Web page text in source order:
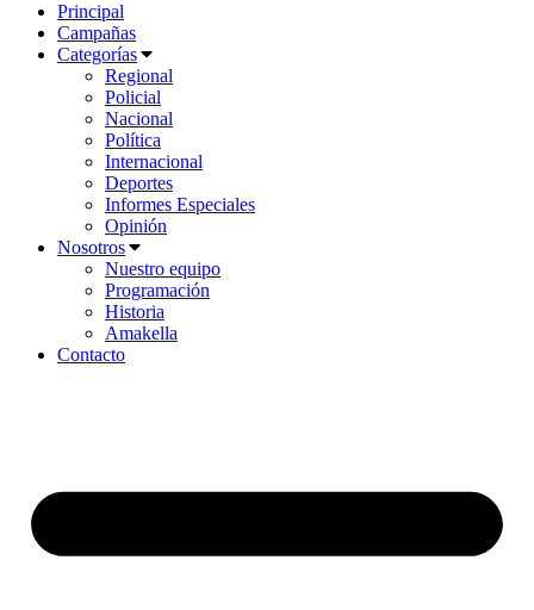
Principal
Campañas
Categorías
Regional
Policial
Nacional
Política
Internacional
Deportes
Informes Especiales
Opinión
Nosotros
Nuestro equipo
Programación
Historia
Amakella
Contacto